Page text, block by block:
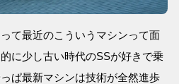
て最近のこういうマシンって面
に少し古い時代のSSが好きで乗
ぱ最新マシンは技術が全然進歩